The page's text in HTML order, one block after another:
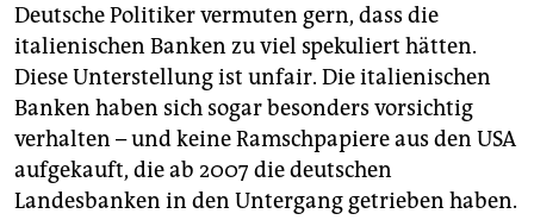
Deutsche Politiker vermuten gern, dass die
italienischen Banken zu viel spekuliert hätten.
Diese Unterstellung ist unfair. Die italienischen
Banken haben sich sogar besonders vorsichtig
verhalten – und keine Ramschpapiere aus den USA
aufgekauft, die ab 2007 die deutschen
Landesbanken in den Untergang getrieben haben.